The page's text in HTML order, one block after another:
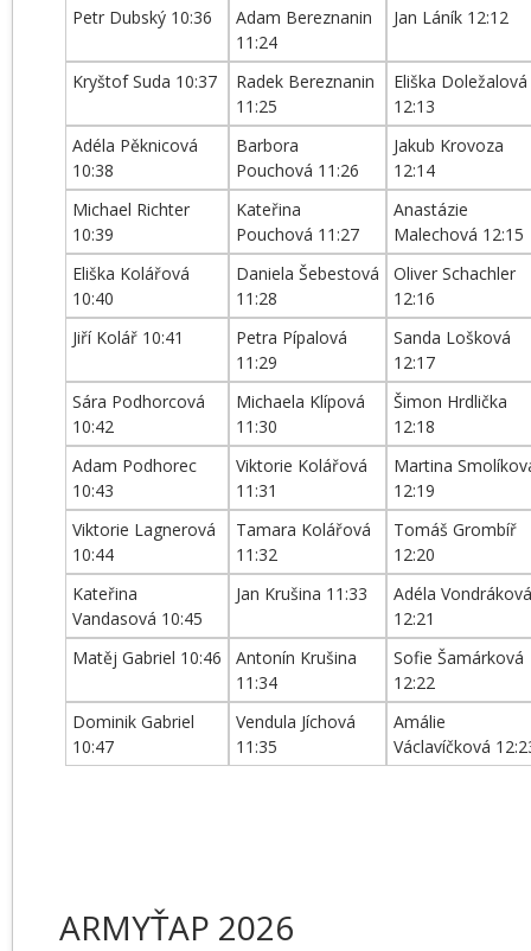
Petr Dubský 10:36
Adam Bereznanin
11:24
Jan Láník 12:12
Kryštof Suda 10:37
Radek Bereznanin
11:25
Eliška Doležalová
12:13
Adéla Pěknicová
10:38
Barbora
Pouchová 11:26
Jakub Krovoza
12:14
Michael Richter
10:39
Kateřina
Pouchová 11:27
Anastázie
Malechová 12:15
Eliška Kolářová
10:40
Daniela Šebestová
11:28
Oliver Schachler
12:16
Jiří Kolář 10:41
Petra Pípalová
11:29
Sanda Lošková
12:17
Sára Podhorcová
10:42
Michaela Klípová
11:30
Šimon Hrdlička
12:18
Adam Podhorec
10:43
Viktorie Kolářová
11:31
Martina
12:19
Viktorie Lagnerová
10:44
Tamara Kolářová
11:32
Tomáš Grombíř
12:20
Kateřina
Vandasová 10:45
Jan Krušina 11:33
Adéla Vondráková
12:21
Matěj Gabriel 10:46
Antonín Krušina
11:34
Sofie Šamárková
12:22
Dominik Gabriel
10:47
Vendula Jíchová
11:35
Amálie
Václavíčková
ARMYŤAP 2026